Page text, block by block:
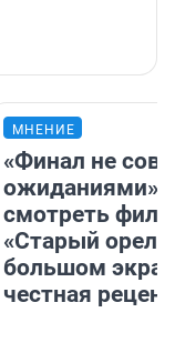
МНЕНИЕ
«Финал не
ожиданиями»:
смотреть
«Старый орел»
большом
честная